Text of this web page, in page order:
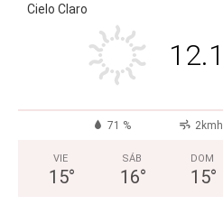
Cielo Claro
12.1
71 % 2kmh
VIE
15°
SÁB
16°
DOM
15°